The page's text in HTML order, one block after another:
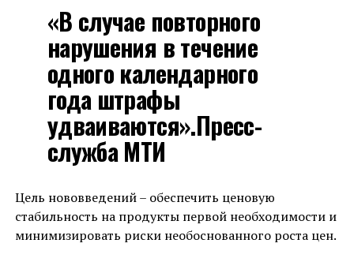
«В случае повторного
нарушения в течение
одного календарного
года штрафы
удваиваются».Пресс-
служба МТИ
Цель нововведений – обеспечить ценовую
стабильность на продукты первой необходимости и
минимизировать риски необоснованного роста цен.